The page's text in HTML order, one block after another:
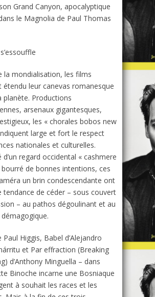
Grand Canyon, apocalyptique
le Magnolia de Paul Thomas
la mondialisation, les films
étendu leur canevas romanesque
planète. Productions
arsenaux gigantesques,
les « chorales bobos new
large et fort le respect
nationales et culturelles.
d’un regard occidental « cashmere
de bonnes intentions, ces
un brin condescendante ont
tendance de céder – sous couvert
– au pathos dégoulinant et au
Paul Higgis, Babel d’Alejandro
et Par effraction (Breaking
) d’Anthony Minguella – dans
Binoche incarne une Bosniaque
à souhait les races et les